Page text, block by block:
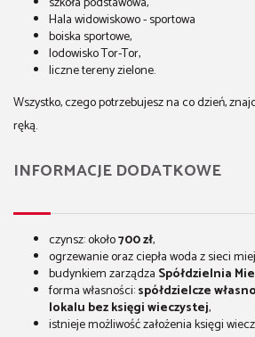
Hala widowiskowo - sportowa
boiska sportowe,
lodowisko Tor-Tor,
liczne tereny zielone.
Wszystko, czego potrzebujesz na co dzień,
ręką.
INFORMACJE DODATKOWE
czynsz: około700 zł,
ogrzewanie oraz ciepła woda z sieci
budynkiem zarządza Spółdzielnia
forma własności:spółdzielcze
lokalu bez księgi wieczystej,
istnieje możliwość założenia księgi